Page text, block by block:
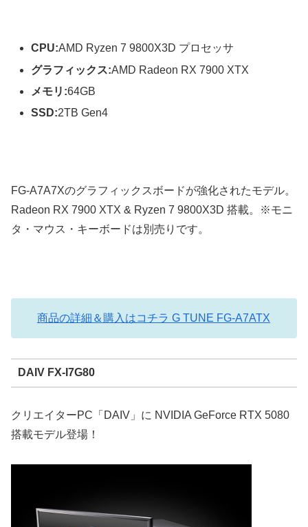
CPU:AMD Ryzen 7 9800X3D プロセッサ
グラフィックス:AMD Radeon RX 7900 XTX
メモリ:64GB
SSD:2TB Gen4
FG-A7A7Xのグラフィックスボードが強化されたモデル。
Radeon RX 7900 XTX & Ryzen 7 9800X3D 搭載。※モニ
タ・マウス・キーボードは別売りです。
商品の詳細＆購入はコチラ G TUNE FG-A7ATX
DAIV FX-I7G80
クリエイターPC「DAIV」に NVIDIA GeForce RTX 5080
搭載モデル登場！